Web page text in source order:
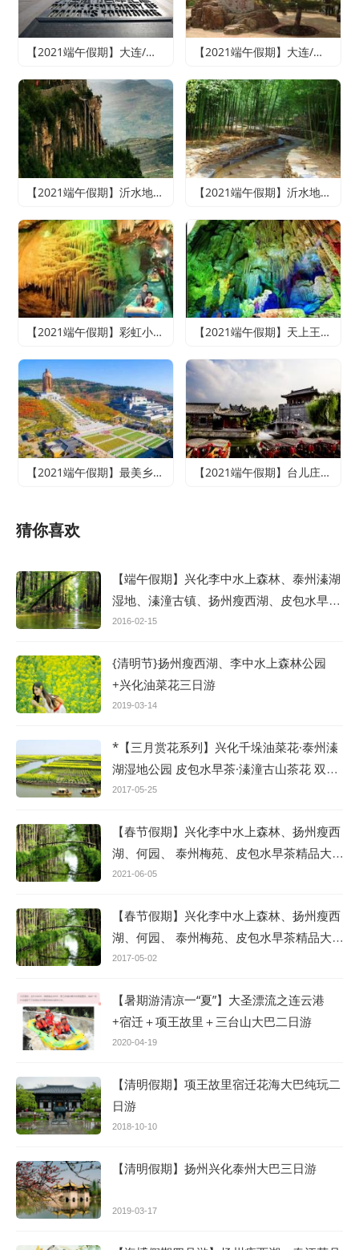
【2021端午假期】大连/魅力旅顺/情迷威尼斯纯玩双船四日游 【2021端午假期】大连/老虎滩海洋公园或森林动物园（2选1）/旅顺精品纯玩双船四日游（含老虎滩海洋五馆套票、旅顺潜艇博物馆+巡航体验）
【2021端午假期】沂水地下大峡谷、萤火虫水洞、天上王城2日游 【2021端午假期】沂水地下大峡谷、萤火虫水洞、竹泉村、红石寨悠悠竹泉二日游
【2021端午假期】彩虹小镇、雪山彩虹谷、地下大峡谷、萤火虫水洞二日游 【2021端午假期】天上王城+地下大峡谷+萤火虫水洞+竹泉村+龙园古城三日游
【2021端午假期】最美乡村竹泉村+寻梦台儿庄古城+尼山圣境二日游 【2021端午假期】台儿庄古城、微山湖红荷湿地休闲两日游
猜你喜欢
【端午假期】兴化李中水上森林、泰州溱湖
湿地、溱潼古镇、扬州瘦西湖、皮包水早茶
大巴三日游
2016-02-15
{清明节}扬州瘦西湖、李中水上森林公园
+兴化油菜花三日游
2019-03-14
*【三月赏花系列】兴化千垛油菜花·泰州溱
湖湿地公园 皮包水早茶·溱潼古山茶花 双花
休闲大巴三日游
2017-05-25
【春节假期】兴化李中水上森林、扬州瘦西
湖、何园、 泰州梅苑、皮包水早茶精品大
巴三日游.
2021-06-05
【春节假期】兴化李中水上森林、扬州瘦西
湖、何园、 泰州梅苑、皮包水早茶精品大
巴三日游
2017-05-02
【暑期游清凉一“夏”】大圣漂流之连云港
+宿迁＋项王故里＋三台山大巴二日游
2020-04-19
【清明假期】项王故里宿迁花海大巴纯玩二
日游
2018-10-10
【清明假期】扬州兴化泰州大巴三日游
2019-03-17